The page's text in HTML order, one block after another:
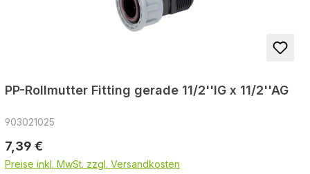
PP-Rollmutter Fitting gerade 11/2''IG x 11/2''AG
903021025
Regulärer Preis:
7,39 €
Preise inkl. MwSt. zzgl. Versandkosten